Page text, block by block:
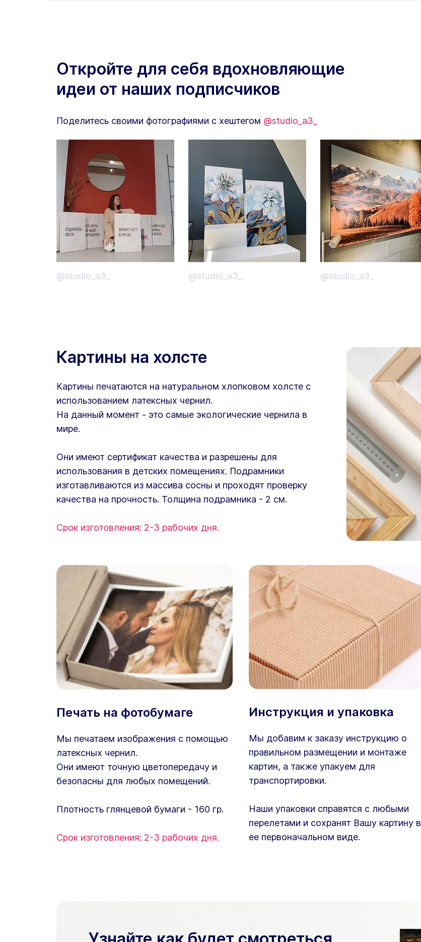
Откройте для себя вдохновляющие
идеи от наших подписчиков
Поделитесь своими фотографиями с хештегом @studio_a3_
@studio_a3_ @studio_a3_ @studio_a3_
Картины на холсте
Картины печатаются на натуральном хлопковом холсте с
использованием латексных чернил.
На данный момент - это самые экологические чернила в
мире.
Они имеют сертификат качества и разрешены для
использования в детских помещениях. Подрамники
изготавливаются из массива сосны и проходят проверку
качества на прочность. Толщина подрамника - 2 см.
Срок изготовления: 2-3 рабочих дня.
Печать на фотобумаге
Мы печатаем изображения с помощью
латексных чернил.
Они имеют точную цветопередачу и
безопасны для любых помещений.
Плотность глянцевой бумаги - 160 гр.
Срок изготовления: 2-3 рабочих дня.
Инструкция и упаковка
Мы добавим к заказу инструкцию о
правильном размещении и монтаже
картин, а также упакуем для
транспортировки.
Наши упаковки справятся с любыми
перелетами и сохранят Вашу картину в
ее первоначальном виде.